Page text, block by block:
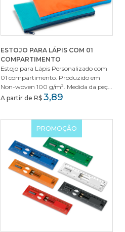
ESTOJO PARA LÁPIS COM 01
COMPARTIMENTO
Estojo para Lápis Personalizado com
01 compartimento. Produzido em
Non-woven 100 g/m². Medida da peç...
A partir de R$ 3,89
PROMOÇÃO